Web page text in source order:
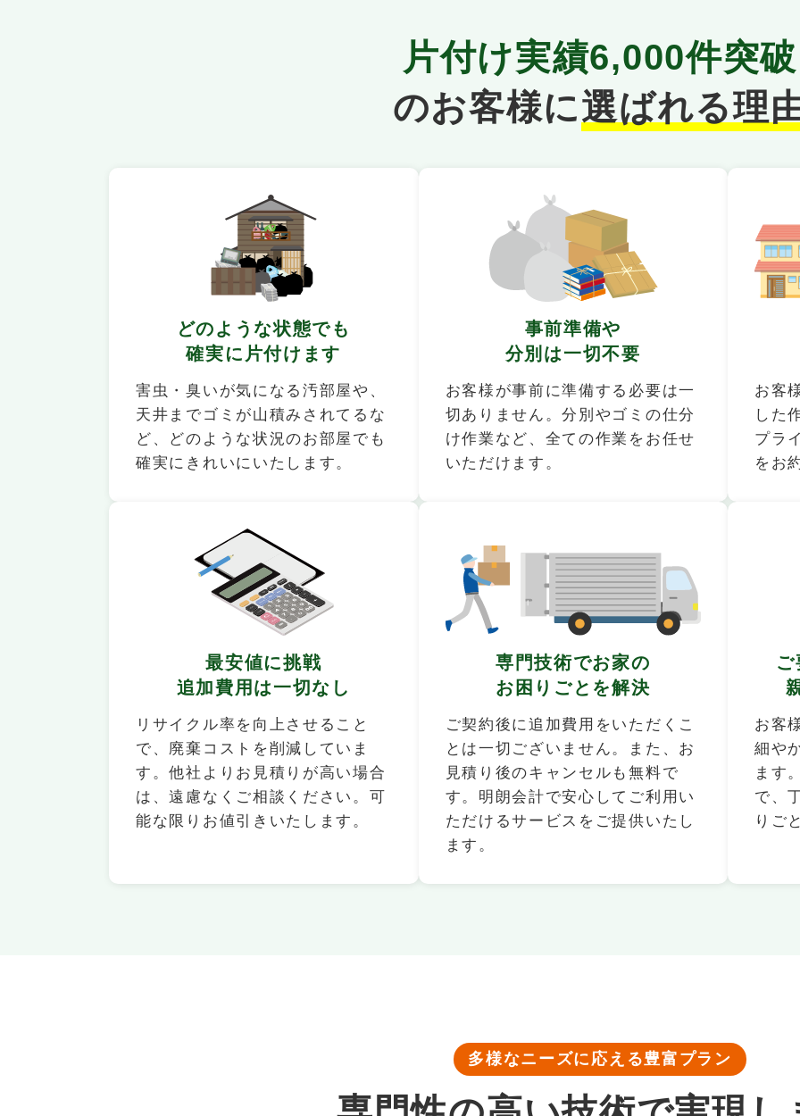
片付け実績6,000件突破
のお客様に選ばれる理
どのような状態でも
確実に片付けます
害虫・臭いが気になる汚部屋や、
天井までゴミが山積みされてるな
ど、どのような状況のお部屋でも
確実にきれいにいたします。
事前準備や
分別は一切不要
お客様が事前に準備する必要は一
切ありません。分別やゴミの仕分
け作業など、全ての作業をお任せ
いただけます。
お客
した
プラ
をお
最安値に挑戦
追加費用は一切なし
リサイクル率を向上させること
で、廃棄コストを削減していま
す。他社よりお見積りが高い場合
は、遠慮なくご相談ください。可
能な限りお値引きいたします。
専門技術でお家の
お困りごとを解決
ご契約後に追加費用をいただくこ
とは一切ございません。また、お
見積り後のキャンセルも無料で
す。明朗会計で安心してご利用い
ただけるサービスをご提供いたし
ます。
お客
細や
ます
で、
りご
多様なニーズに応える豊富プラン